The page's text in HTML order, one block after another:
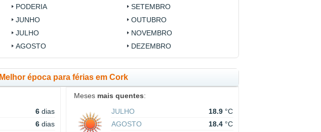
PODERIA
JUNHO
JULHO
AGOSTO
SETEMBRO
OUTUBRO
NOVEMBRO
DEZEMBRO
Melhor época para férias em Cork
6 dias
6 dias
Meses mais quentes:
JULHO
18.9 °C
AGOSTO
18.4 °C